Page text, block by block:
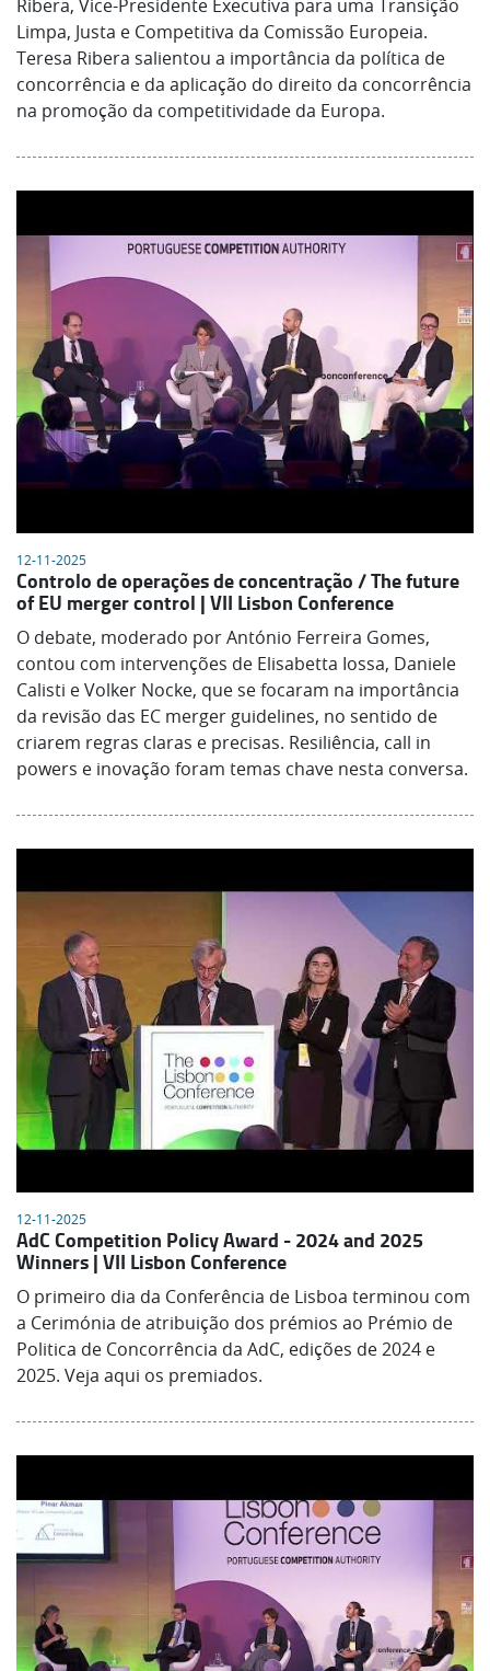
Ribera, Vice-Presidente Executiva para uma Transição
Limpa, Justa e Competitiva da Comissão Europeia.
Teresa Ribera salientou a importância da política de
concorrência e da aplicação do direito da concorrência
na promoção da competitividade da Europa.
12-11-2025
Controlo de operações de concentração / The future
of EU merger control | VII Lisbon Conference
O debate, moderado por António Ferreira Gomes,
contou com intervenções de Elisabetta Iossa, Daniele
Calisti e Volker Nocke, que se focaram na importância
da revisão das EC merger guidelines, no sentido de
criarem regras claras e precisas. Resiliência, call in
powers e inovação foram temas chave nesta conversa.
12-11-2025
AdC Competition Policy Award - 2024 and 2025
Winners | VII Lisbon Conference
O primeiro dia da Conferência de Lisboa terminou com
a Cerimónia de atribuição dos prémios ao Prémio de
Politica de Concorrência da AdC, edições de 2024 e
2025. Veja aqui os premiados.